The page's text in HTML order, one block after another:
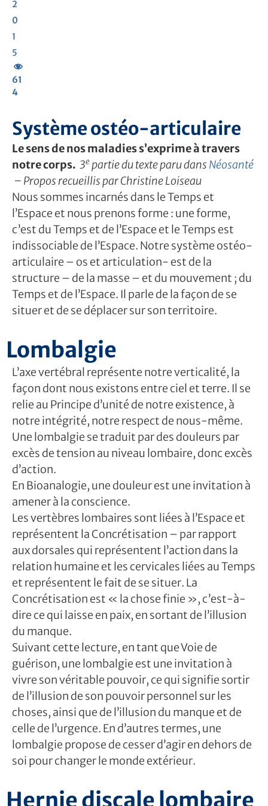
2
0
1
5
61
4
Système ostéo-articulaire
Le sens de nos maladies s’exprime à travers
notre corps. 3e partie du texte paru dans Néosanté
– Propos recueillis par Christine Loiseau
Nous sommes incarnés dans le Temps et
l’Espace et nous prenons forme : une forme,
c’est du Temps et de l’Espace et le Temps est
indissociable de l’Espace. Notre système ostéo-
articulaire – os et articulation- est de la
structure – de la masse – et du mouvement ; du
Temps et de l’Espace. Il parle de la façon de se
situer et de se déplacer sur son territoire.
Lombalgie
L’axe vertébral représente notre verticalité, la
façon dont nous existons entre ciel et terre. Il se
relie au Principe d’unité de notre existence, à
notre intégrité, notre respect de nous-même.
Une lombalgie se traduit par des douleurs par
excès de tension au niveau lombaire, donc excès
d’action.
En Bioanalogie, une douleur est une invitation à
amener à la conscience.
Les vertèbres lombaires sont liées à l’Espace et
représentent la Concrétisation – par rapport
aux dorsales qui représentent l’action dans la
relation humaine et les cervicales liées au Temps
et représentent le fait de se situer. La
Concrétisation est « la chose finie », c’est-à-
dire ce qui laisse en paix, en sortant de l’illusion
du manque.
Suivant cette lecture, en tant que Voie de
guérison, une lombalgie est une invitation à
vivre son véritable pouvoir, ce qui signifie sortir
de l’illusion de son pouvoir personnel sur les
choses, ainsi que de l’illusion du manque et de
celle de l’urgence. En d’autres termes, une
lombalgie propose de cesser d’agir en dehors de
soi pour changer le monde extérieur.
Hernie discale lombaire